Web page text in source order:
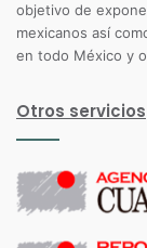
objetivo de
mexicanos así
en todo México y
Otros servicios